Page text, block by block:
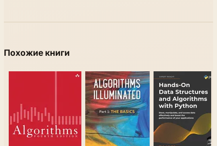
Похожие книги